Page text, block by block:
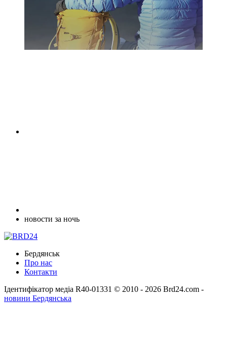
новости за ночь
Бердянськ
Про нас
Контакти
Ідентифікатор медіа R40-01331 © 2010 - 2026 Brd24.com -
новини Бердянська